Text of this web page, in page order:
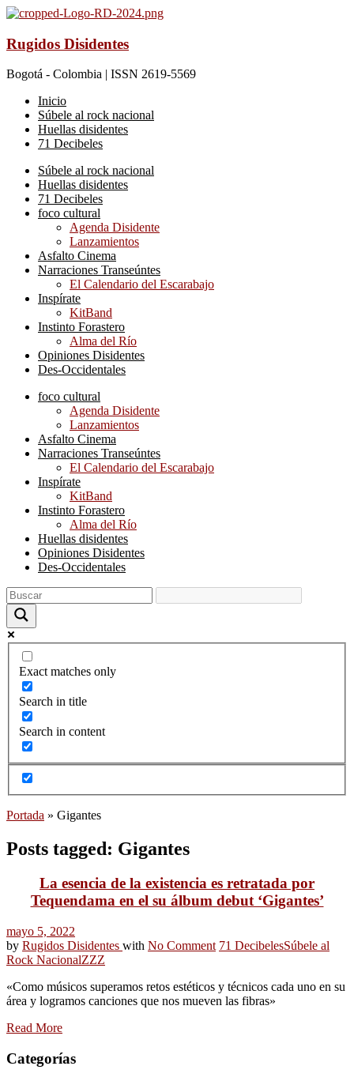
Rugidos Disidentes
Bogotá - Colombia | ISSN 2619-5569
Inicio
Súbele al rock nacional
Huellas disidentes
71 Decibeles
Súbele al rock nacional
Huellas disidentes
71 Decibeles
foco cultural
Agenda Disidente
Lanzamientos
Asfalto Cinema
Narraciones Transeúntes
El Calendario del Escarabajo
Inspírate
KitBand
Instinto Forastero
Alma del Río
Opiniones Disidentes
Des-Occidentales
foco cultural
Agenda Disidente
Lanzamientos
Asfalto Cinema
Narraciones Transeúntes
El Calendario del Escarabajo
Inspírate
KitBand
Instinto Forastero
Alma del Río
Huellas disidentes
Opiniones Disidentes
Des-Occidentales
Exact matches only
Search in title
Search in content
Portada » Gigantes
Posts tagged: Gigantes
La esencia de la existencia es retratada por
Tequendama en el su álbum debut ‘Gigantes’
mayo 5, 2022
by Rugidos Disidentes with No Comment 71 DecibelesSúbele al
Rock NacionalZZZ
«Como músicos superamos retos estéticos y técnicos cada uno en su
área y logramos canciones que nos mueven las fibras»
Read More
Categorías